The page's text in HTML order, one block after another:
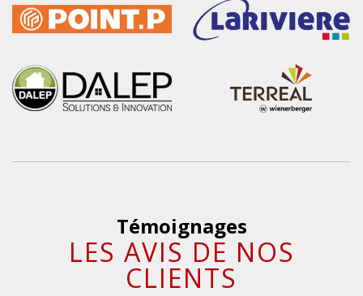
Témoignages
LES AVIS DE NOS
CLIENTS